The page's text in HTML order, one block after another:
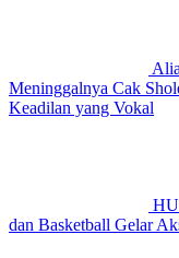
Meninggalnya Cak
Keadilan yang Vokal
dan Basketball Gelar